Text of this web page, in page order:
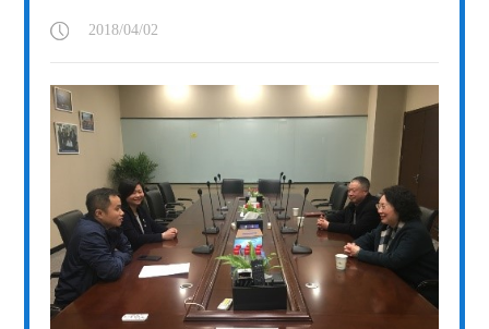
2018/04/02